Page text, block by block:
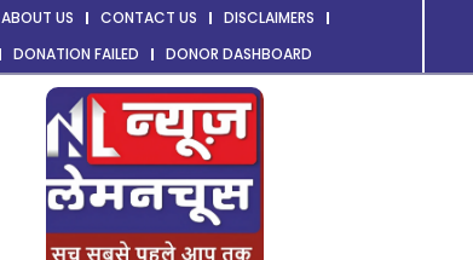
ABOUT US CONTACT US
DISCLAIMERS
DONATION FAILED DONOR DASHBOARD